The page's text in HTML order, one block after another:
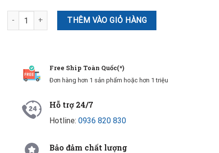
Xịt Muối Biển Kháng Viêm Sterimar Cá Heo Cam Pháp số lượng
THÊM VÀO GIỎ HÀNG
Free Ship Toàn Quốc(*)
Đơn hàng hơn 1 sản phẩm hoặc hơn 1 triệu
Hỗ trợ 24/7
Hotline: 0936 820 830
Bảo đảm chất lượng